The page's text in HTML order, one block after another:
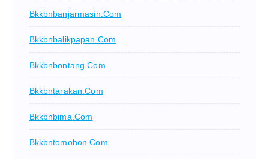
Bkkbnbanjarmasin.com
Bkkbnbalikpapan.com
Bkkbnbontang.com
Bkkbntarakan.com
Bkkbnbima.com
Bkkbntomohon.com